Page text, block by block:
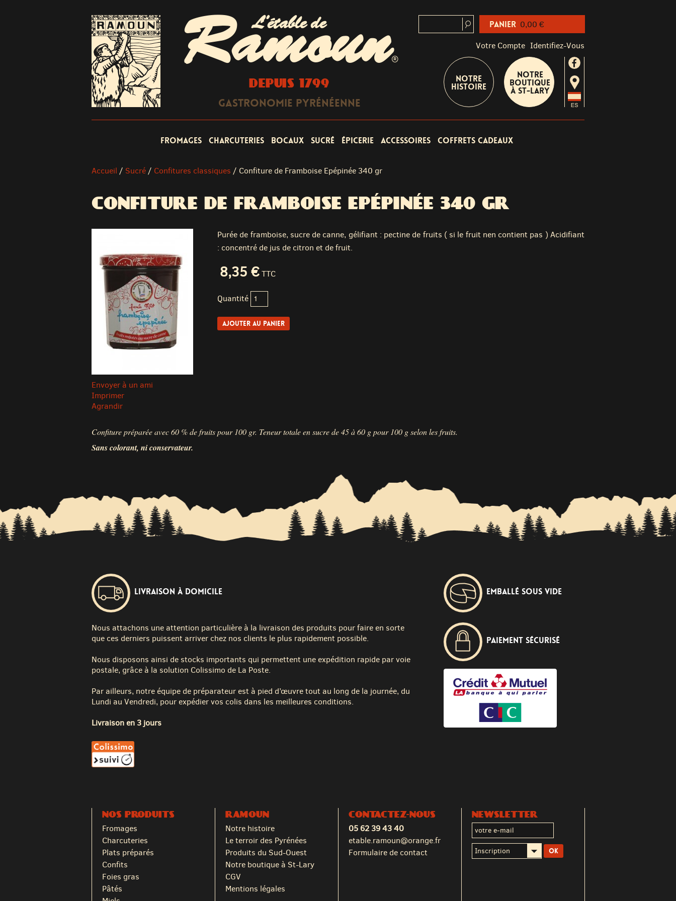
L'étable de
Ramoun®
DEPUIS 1799
Gastronomie Pyrénéenne
Votre Compte Identifiez-Vous
Notre
Histoire
Notre
boutique
à St-Lary
Fromages Charcuteries Bocaux Sucré Épicerie Accessoires Coffrets cadeaux
Accueil / Sucré / Confitures classiques / Confiture de Framboise Epépinée 340 gr
CONFITURE DE FRAMBOISE EPÉPINÉE 340 GR
Envoyer à un ami
Imprimer
Agrandir
Purée de framboise, sucre de canne, gélifiant : pectine de fruits ( si le fruit nen contient pas ) Acidifiant
: concentré de jus de citron et de fruit.
8,35 €TTC
Quantité
Confiture préparée avec 60 % de fruits pour 100 gr. Teneur totale en sucre de 45 à 60 g pour 100 g selon les fruits.
Sans colorant, ni conservateur.
Livraison à domicile
Nous attachons une attention particulière à la livraison des produits pour faire en sorte
que ces derniers puissent arriver chez nos clients le plus rapidement possible.
Nous disposons ainsi de stocks importants qui permettent une expédition rapide par voie
postale, grâce à la solution Colissimo de La Poste.
Par ailleurs, notre équipe de préparateur est à pied d’œuvre tout au long de la journée, du
Lundi au Vendredi, pour expédier vos colis dans les meilleures conditions.
Livraison en 3 jours
Emballé sous vide
Paiement sécurisé
NOS PRODUITS
Fromages
Charcuteries
Plats préparés
Confits
Foies gras
Pâtés
RAMOUN
Notre histoire
Le terroir des Pyrénées
Produits du Sud-Ouest
Notre boutique à St-Lary
CGV
Mentions légales
CONTACTEZ-NOUS
05 62 39 43 40
etable.ramoun@orange.fr
Formulaire de contact
NEWSLETTER
Panier 0,00 €